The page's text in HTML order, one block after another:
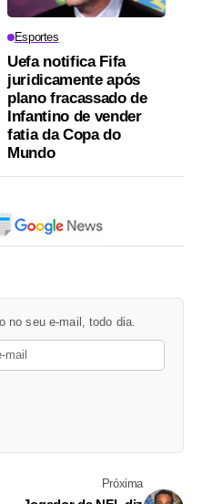
Esportes
Uefa notifica Fifa
juridicamente após
plano fracassado de
Infantino de vender
fatia da Copa do
Mundo
no seu e-mail, todo dia.
Próxima